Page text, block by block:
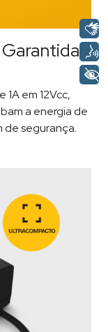
em 12Vcc,
a energia de
de segurança.